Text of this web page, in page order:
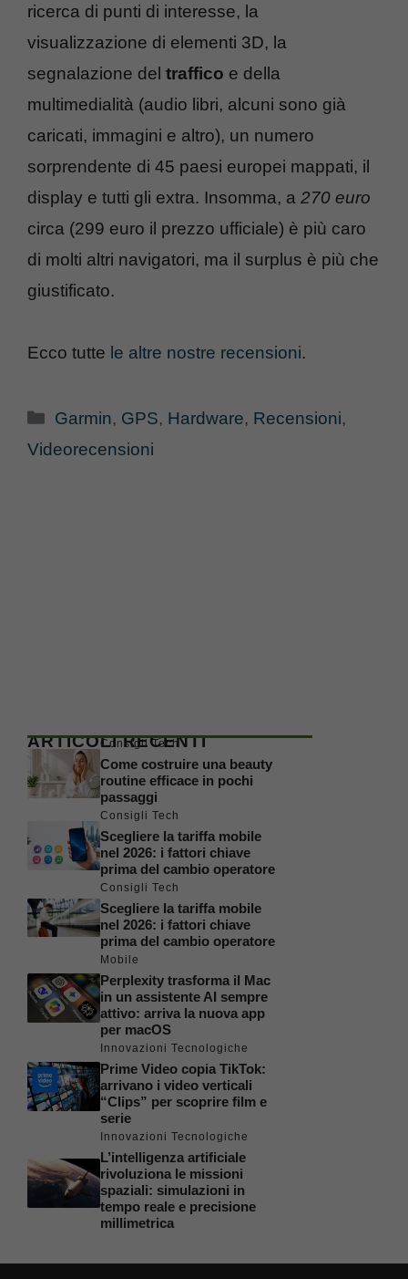
ricerca di punti di interesse, la
visualizzazione di elementi 3D, la
segnalazione del traffico e della
multimedialità (audio libri, alcuni sono già
caricati, immagini e altro), un numero
sorprendente di 45 paesi europei mappati, il
display e tutti gli extra. Insomma, a 270 euro
circa (299 euro il prezzo ufficiale) è più caro
di molti altri navigatori, ma il surplus è più che
giustificato.
Ecco tutte le altre nostre recensioni.
Categorie
Garmin, GPS, Hardware, Recensioni,
Videorecensioni
ARTICOLI RECENTI
Consigli Tech
Come costruire una beauty
routine efficace in pochi
passaggi
Consigli Tech
Scegliere la tariffa mobile
nel 2026: i fattori chiave
prima del cambio operatore
Consigli Tech
Scegliere la tariffa mobile
nel 2026: i fattori chiave
prima del cambio operatore
Mobile
Perplexity trasforma il Mac
in un assistente AI sempre
attivo: arriva la nuova app
per macOS
Innovazioni Tecnologiche
Prime Video copia TikTok:
arrivano i video verticali
“Clips” per scoprire film e
serie
Innovazioni Tecnologiche
L’intelligenza artificiale
rivoluziona le missioni
spaziali: simulazioni in
tempo reale e precisione
millimetrica